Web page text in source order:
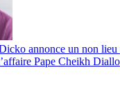
annonce un non lieu
Pape Cheikh Diallo